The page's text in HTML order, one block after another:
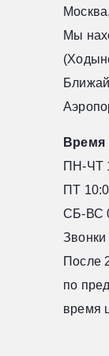
Мы
Время
ПН-ЧТ
ПТ
СБ-ВС
После
по
время